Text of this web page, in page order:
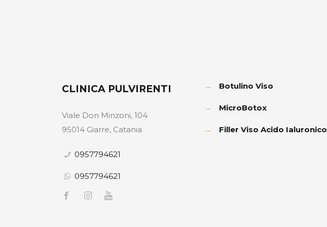
CLINICA PULVIRENTI
Viale Don Minzoni, 104
95014 Giarre, Catania
0957794621
0957794621
→ Botulino Viso
→ MicroBotox
→ Filler Viso Acido Ialuronico